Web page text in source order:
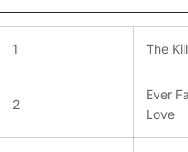
1 The
2
Ever
Love